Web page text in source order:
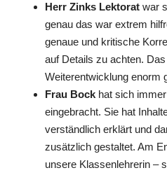
Herr Zinks Lektorat war
genau das war extrem
genaue und kritische
auf Details zu achten.
Weiterentwicklung enorm
Frau Bock hat sich
eingebracht. Sie hat
verständlich erklärt und
zusätzlich gestaltet. Am
unsere Klassenlehrerin –